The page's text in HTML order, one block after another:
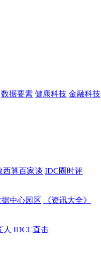
数据要素 健康科技 金融科技
西算百家谈 IDC圈时评
据中心园区 《资讯大全》
人 IDCC直击